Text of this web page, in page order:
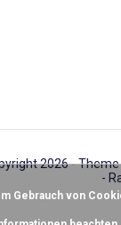
2026 -
-
Gebrauch von